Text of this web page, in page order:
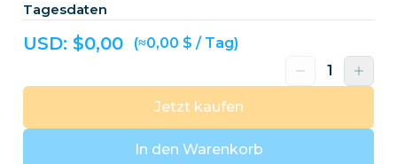
Tagesdaten
USD: $0,00 (≈0,00 $ / Tag)
In den Warenkorb
Jetzt kaufen